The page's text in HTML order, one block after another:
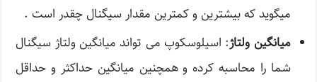
میگوید که بیشترین و کمترین مقدار سیگنال چقدر است .
میانگین ولتاژ: اسیلوسکوپ می تواند میانگین ولتاژ سیگنال
شما را محاسبه کرده و همچنین میانگین حداکثر و حداقل